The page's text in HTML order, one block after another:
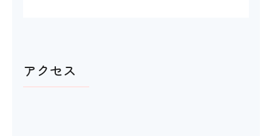
アクセス